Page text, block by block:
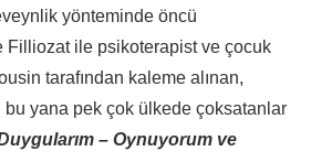
yönteminde öncü
Filliozat ile psikoterapist ve çocuk
tarafından kaleme alınan,
bu yana pek çok ülkede çoksatanlar
– Oynuyorum ve